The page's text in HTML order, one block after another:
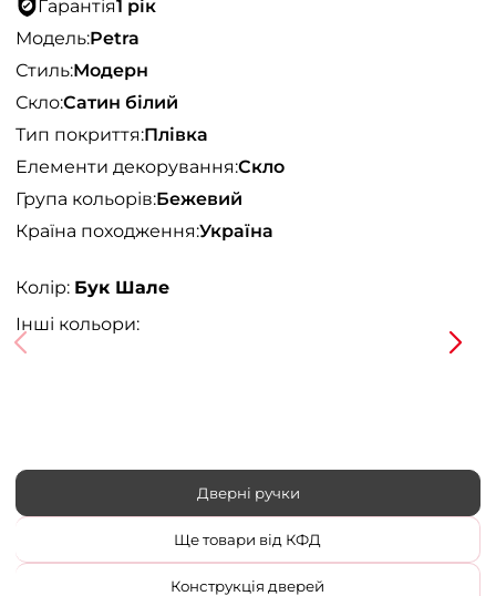
Гарантія1 рік
Модель:Petra
Стиль:Модерн
Скло:Сатин білий
Тип покриття:Плівка
Елементи декорування:Скло
Група кольорів:Бежевий
Країна походження:Україна
Колір: Бук Шале
Інші кольори:
Дверні ручки
Ще товари від КФД
Конструкція дверей